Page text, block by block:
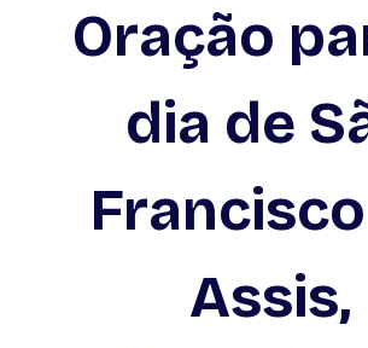
Oração
dia de
Assis,